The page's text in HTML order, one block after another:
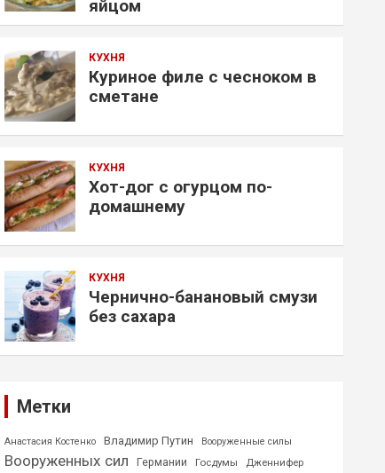
яйцом
КУХНЯ
Куриное филе с чесноком в
сметане
КУХНЯ
Хот-дог с огурцом по-
домашнему
КУХНЯ
Чернично-банановый смузи
без сахара
Метки
Анастасия Костенко Владимир Путин Вооруженные силы
Вооруженных сил Германии Госдумы
Дженнифер